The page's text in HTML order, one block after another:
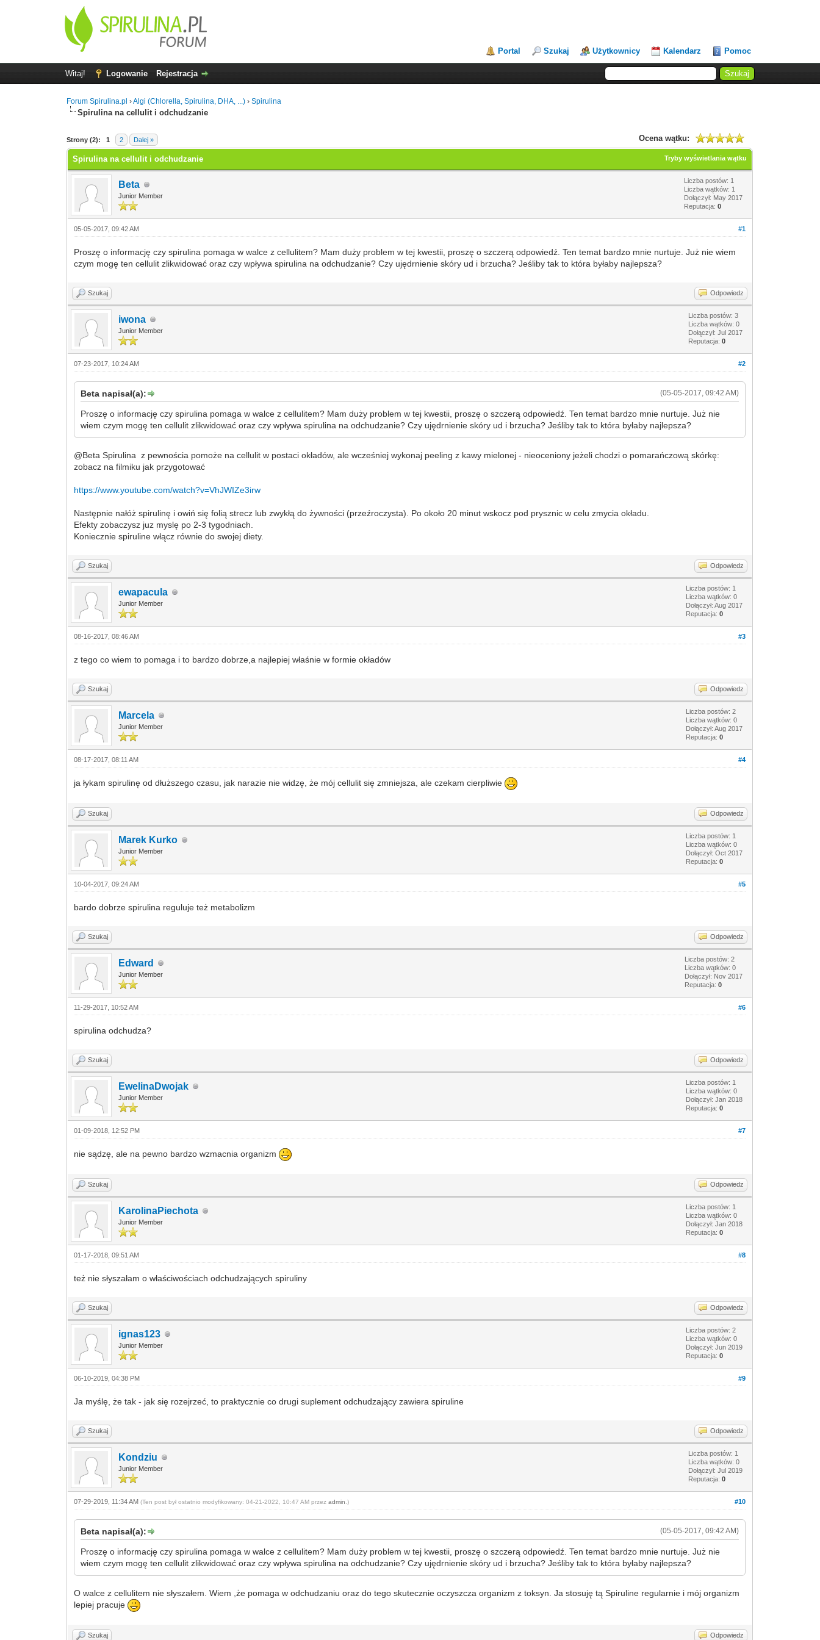
Portal Szukaj Użytkownicy Kalendarz Pomoc
Witaj! Logowanie Rejestracja
Forum Spirulina.pl ›Algi (Chlorella, Spirulina, DHA, ...) ›Spirulina
Spirulina na cellulit i odchudzanie
Strony (2): 1 2 Dalej » Ocena wątku:
1 głosów - średnia: 5
1
2
3
4
5
Tryby wyświetlania wątku
Spirulina na cellulit i odchudzanie
Beta
Junior Member
Liczba postów: 1
Liczba wątków: 1
Dołączył: May 2017
Reputacja:0
#1
05-05-2017, 09:42 AM
Proszę o informację czy spirulina pomaga w walce z cellulitem? Mam duży problem w tej kwestii, proszę o szczerą odpowiedź. Ten temat bardzo mnie nurtuje. Już nie wiem
czym mogę ten cellulit zlikwidować oraz czy wpływa spirulina na odchudzanie? Czy ujędrnienie skóry ud i brzucha? Jeśliby tak to która byłaby najlepsza?
Szukaj Odpowiedz
iwona
Junior Member
Liczba postów: 3
Liczba wątków: 0
Dołączył: Jul 2017
Reputacja:0
#2
07-23-2017, 10:24 AM
(05-05-2017, 09:42 AM)
Beta napisał(a):
Proszę o informację czy spirulina pomaga w walce z cellulitem? Mam duży problem w tej kwestii, proszę o szczerą odpowiedź. Ten temat bardzo mnie nurtuje. Już nie
wiem czym mogę ten cellulit zlikwidować oraz czy wpływa spirulina na odchudzanie? Czy ujędrnienie skóry ud i brzucha? Jeśliby tak to która byłaby najlepsza?
@Beta Spirulina z pewnościa pomoże na cellulit w postaci okładów, ale wcześniej wykonaj peeling z kawy mielonej - nieoceniony jeżeli chodzi o pomarańczową skórkę:
zobacz na filmiku jak przygotować
https://www.youtube.com/watch?v=VhJWIZe3irw
Następnie nałóż spirulinę i owiń się folią strecz lub zwykłą do żywności (przeźroczysta). Po około 20 minut wskocz pod prysznic w celu zmycia okładu.
Efekty zobaczysz juz myslę po 2-3 tygodniach.
Koniecznie spiruline włącz równie do swojej diety.
Szukaj Odpowiedz
ewapacula
Junior Member
Liczba postów: 1
Liczba wątków: 0
Dołączył: Aug 2017
Reputacja:0
#3
08-16-2017, 08:46 AM
z tego co wiem to pomaga i to bardzo dobrze,a najlepiej właśnie w formie okładów
Szukaj Odpowiedz
Marcela
Junior Member
Liczba postów: 2
Liczba wątków: 0
Dołączył: Aug 2017
Reputacja:0
#4
08-17-2017, 08:11 AM
ja łykam spirulinę od dłuższego czasu, jak narazie nie widzę, że mój cellulit się zmniejsza, ale czekam cierpliwie
Szukaj Odpowiedz
Marek Kurko
Junior Member
Liczba postów: 1
Liczba wątków: 0
Dołączył: Oct 2017
Reputacja:0
#5
10-04-2017, 09:24 AM
bardo dobrze spirulina reguluje też metabolizm
Szukaj Odpowiedz
Edward
Junior Member
Liczba postów: 2
Liczba wątków: 0
Dołączył: Nov 2017
Reputacja:0
#6
11-29-2017, 10:52 AM
spirulina odchudza?
Szukaj Odpowiedz
EwelinaDwojak
Junior Member
Liczba postów: 1
Liczba wątków: 0
Dołączył: Jan 2018
Reputacja:0
#7
01-09-2018, 12:52 PM
nie sądzę, ale na pewno bardzo wzmacnia organizm
Szukaj Odpowiedz
KarolinaPiechota
Junior Member
Liczba postów: 1
Liczba wątków: 0
Dołączył: Jan 2018
Reputacja:0
#8
01-17-2018, 09:51 AM
też nie słyszałam o właściwościach odchudzających spiruliny
Szukaj Odpowiedz
ignas123
Junior Member
Liczba postów: 2
Liczba wątków: 0
Dołączył: Jun 2019
Reputacja:0
#9
06-10-2019, 04:38 PM
Ja myślę, że tak - jak się rozejrzeć, to praktycznie co drugi suplement odchudzający zawiera spiruline
Szukaj Odpowiedz
Kondziu
Junior Member
Liczba postów: 1
Liczba wątków: 0
Dołączył: Jul 2019
Reputacja:0
#10
07-29-2019, 11:34 AM(Ten post był ostatnio modyfikowany: 04-21-2022, 10:47 AM przezadmin .)
(05-05-2017, 09:42 AM)
Beta napisał(a):
Proszę o informację czy spirulina pomaga w walce z cellulitem? Mam duży problem w tej kwestii, proszę o szczerą odpowiedź. Ten temat bardzo mnie nurtuje. Już nie
wiem czym mogę ten cellulit zlikwidować oraz czy wpływa spirulina na odchudzanie? Czy ujędrnienie skóry ud i brzucha? Jeśliby tak to która byłaby najlepsza?
O walce z cellulitem nie słyszałem. Wiem ,że pomaga w odchudzaniu oraz do tego skutecznie oczyszcza organizm z toksyn. Ja stosuję tą Spiruline regularnie i mój organizm
lepiej pracuje
Szukaj Odpowiedz